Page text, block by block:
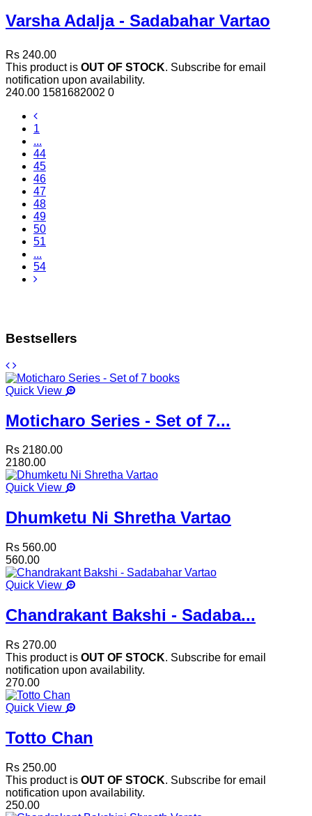
Varsha Adalja - Sadabahar Vartao
Rs 240.00
This product is OUT OF STOCK. Subscribe for email
notification upon availability.
240.00 1581682002 0
1
...
44
45
46
47
48
49
50
51
...
54
Bestsellers
Quick View
Moticharo Series - Set of 7...
Rs 2180.00
2180.00
Quick View
Dhumketu Ni Shretha Vartao
Rs 560.00
560.00
Quick View
Chandrakant Bakshi - Sadaba...
Rs 270.00
This product is OUT OF STOCK. Subscribe for email
notification upon availability.
270.00
Quick View
Totto Chan
Rs 250.00
This product is OUT OF STOCK. Subscribe for email
notification upon availability.
250.00